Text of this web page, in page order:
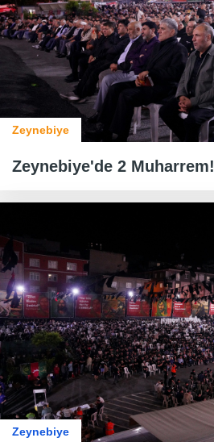
Zeynebiye
Zeynebiye'de 2 Muharrem!
Zeynebiye